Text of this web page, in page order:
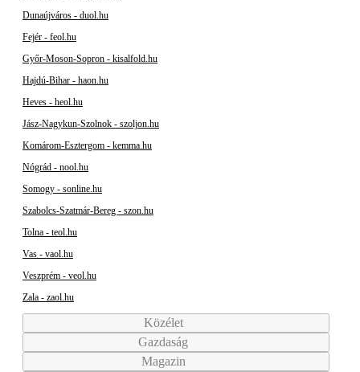
Dunaújváros - duol.hu
Fejér - feol.hu
Győr-Moson-Sopron - kisalfold.hu
Hajdú-Bihar - haon.hu
Heves - heol.hu
Jász-Nagykun-Szolnok - szoljon.hu
Komárom-Esztergom - kemma.hu
Nógrád - nool.hu
Somogy - sonline.hu
Szabolcs-Szatmár-Bereg - szon.hu
Tolna - teol.hu
Vas - vaol.hu
Veszprém - veol.hu
Zala - zaol.hu
Közélet
Gazdaság
Magazin